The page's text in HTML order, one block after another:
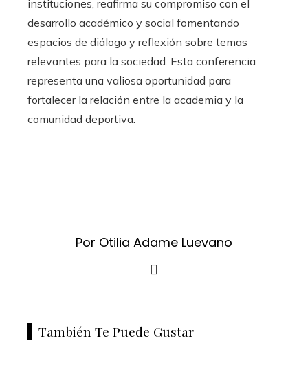
instituciones, reafirma su compromiso con el
desarrollo académico y social fomentando
espacios de diálogo y reflexión sobre temas
relevantes para la sociedad. Esta conferencia
representa una valiosa oportunidad para
fortalecer la relación entre la academia y la
comunidad deportiva.
Por Otilia Adame Luevano
También Te Puede Gustar